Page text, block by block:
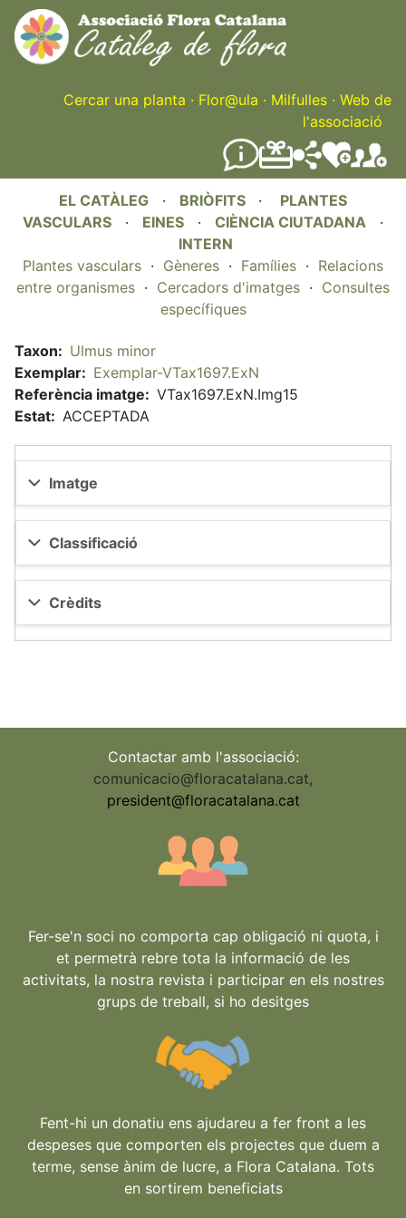
Skip
to
main
content
Cercar una planta · Flor@ula · Milfulles · Web de
l'associació
EL CATÀLEG · BRIÒFITS · PLANTES
VASCULARS · EINES · CIÈNCIA CIUTADANA ·
INTERN
Plantes vasculars · Gèneres · Famílies · Relacions
entre organismes · Cercadors d'imatges · Consultes
específiques
Taxon
Ulmus minor
Exemplar
Exemplar-VTax1697.ExN
Referència imatge
VTax1697.ExN.Img15
Estat
ACCEPTADA
Imatge
Classificació
Crèdits
Contactar amb l'associació:
comunicacio@floracatalana.cat,
president@floracatalana.cat
Fer-se'n soci no comporta cap obligació ni quota, i
et permetrà rebre tota la informació de les
activitats, la nostra revista i participar en els nostres
grups de treball, si ho desitges
Fent-hi un donatiu ens ajudareu a fer front a les
despeses que comporten els projectes que duem a
terme, sense ànim de lucre, a Flora Catalana. Tots
en sortirem beneficiats